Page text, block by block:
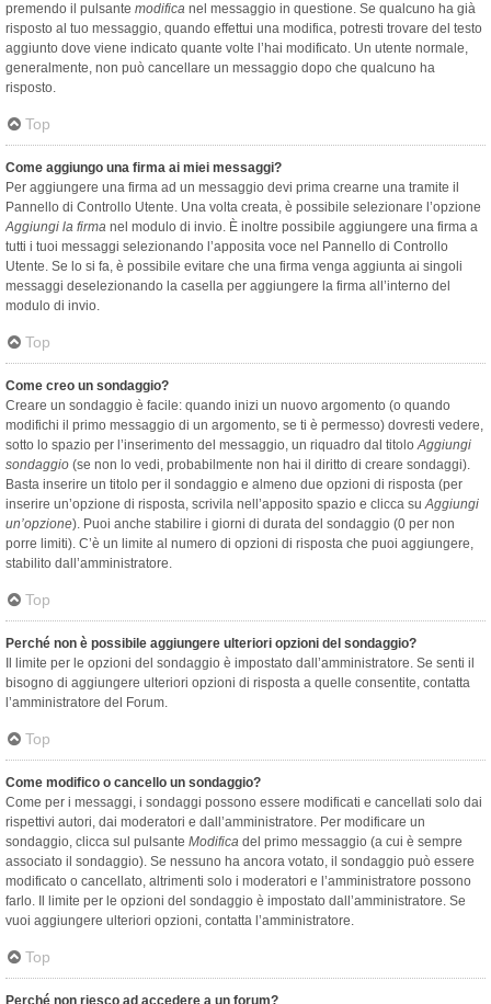
premendo il pulsante modifica nel messaggio in questione. Se qualcuno ha già
risposto al tuo messaggio, quando effettui una modifica, potresti trovare del testo
aggiunto dove viene indicato quante volte l’hai modificato. Un utente normale,
generalmente, non può cancellare un messaggio dopo che qualcuno ha
risposto.
Top
Come aggiungo una firma ai miei messaggi?
Per aggiungere una firma ad un messaggio devi prima crearne una tramite il
Pannello di Controllo Utente. Una volta creata, è possibile selezionare l’opzione
Aggiungi la firma nel modulo di invio. È inoltre possibile aggiungere una firma a
tutti i tuoi messaggi selezionando l’apposita voce nel Pannello di Controllo
Utente. Se lo si fa, è possibile evitare che una firma venga aggiunta ai singoli
messaggi deselezionando la casella per aggiungere la firma all’interno del
modulo di invio.
Top
Come creo un sondaggio?
Creare un sondaggio è facile: quando inizi un nuovo argomento (o quando
modifichi il primo messaggio di un argomento, se ti è permesso) dovresti vedere,
sotto lo spazio per l’inserimento del messaggio, un riquadro dal titoloAggiungi
sondaggio (se non lo vedi, probabilmente non hai il diritto di creare sondaggi).
Basta inserire un titolo per il sondaggio e almeno due opzioni di risposta (per
inserire un’opzione di risposta, scrivila nell’apposito spazio e clicca suAggiungi
un’opzione). Puoi anche stabilire i giorni di durata del sondaggio (0 per non
porre limiti). C’è un limite al numero di opzioni di risposta che puoi aggiungere,
stabilito dall’amministratore.
Top
Perché non è possibile aggiungere ulteriori opzioni del sondaggio?
Il limite per le opzioni del sondaggio è impostato dall’amministratore. Se senti il
bisogno di aggiungere ulteriori opzioni di risposta a quelle consentite, contatta
l’amministratore del Forum.
Top
Come modifico o cancello un sondaggio?
Come per i messaggi, i sondaggi possono essere modificati e cancellati solo dai
rispettivi autori, dai moderatori e dall’amministratore. Per modificare un
sondaggio, clicca sul pulsante Modifica del primo messaggio (a cui è sempre
associato il sondaggio). Se nessuno ha ancora votato, il sondaggio può essere
modificato o cancellato, altrimenti solo i moderatori e l’amministratore possono
farlo. Il limite per le opzioni del sondaggio è impostato dall’amministratore. Se
vuoi aggiungere ulteriori opzioni, contatta l’amministratore.
Top
Perché non riesco ad accedere a un forum?